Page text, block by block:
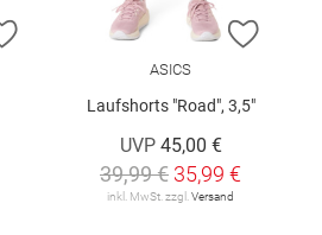
ZUR WUNSCHLISTE HINZUFÜGEN
ZUR
ASICS
Laufshorts "Road", 3,5"
UVP 45,00 €
39,99 € 35,99 €
inkl. MwSt. zzgl. Versand